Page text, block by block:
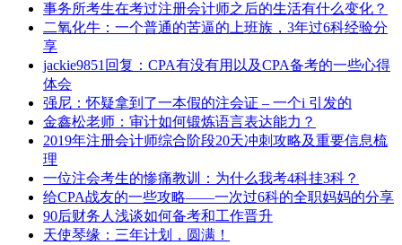
事务所考生在考过注册会计师之后的生活有什么变化？
二氧化牛：一个普通的苦逼的上班族，3年过6科经验分
享
jackie9851回复：CPA有没有用以及CPA备考的一些心得
体会
强尼：怀疑拿到了一本假的注会证 – 一个i 引发的
金鑫松老师：审计如何锻炼语言表达能力？
2019年注册会计师综合阶段20天冲刺攻略及重要信息梳
理
一位注会考生的惨痛教训：为什么我考4科挂3科？
给CPA战友的一些攻略——一次过6科的全职妈妈的分享
90后财务人浅谈如何备考和工作晋升
天使琴缘：三年计划，圆满！